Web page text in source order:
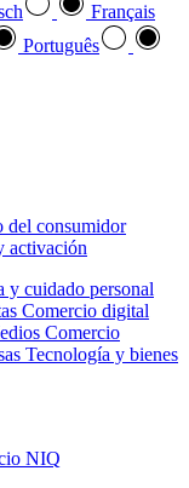
Français
Português
del consumidor
activación
y cuidado personal
Comercio digital
Comercio
Tecnología y bienes
NIQ